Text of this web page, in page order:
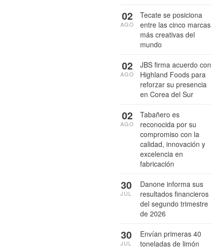
Tecate se posiciona
entre las cinco marcas
más creativas del
mundo
02
AGO
JBS firma acuerdo con
Highland Foods para
reforzar su presencia
en Corea del Sur
02
AGO
Tabañero es
reconocida por su
compromiso con la
calidad, innovación y
excelencia en
fabricación
02
AGO
Danone informa sus
resultados financieros
del segundo trimestre
de 2026
30
JUL
Envían primeras 40
toneladas de limón
30
JUL